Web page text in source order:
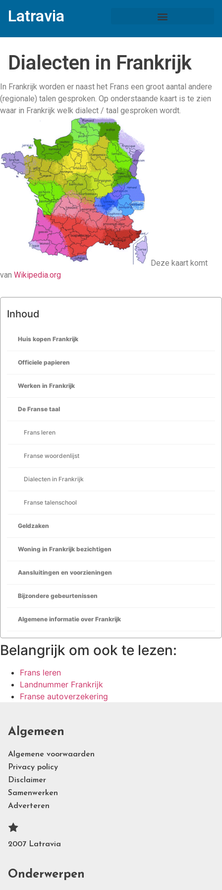
Latravia
Dialecten in Frankrijk
In Frankrijk worden er naast het Frans een groot aantal andere
(regionale) talen gesproken. Op onderstaande kaart is te zien
waar in Frankrijk welk dialect / taal gesproken wordt.
Deze kaart komt
van Wikipedia.org
Inhoud
Huis kopen Frankrijk
Officiele papieren
Werken in Frankrijk
De Franse taal
Frans leren
Franse woordenlijst
Dialecten in Frankrijk
Franse talenschool
Geldzaken
Woning in Frankrijk bezichtigen
Aansluitingen en voorzieningen
Bijzondere gebeurtenissen
Algemene informatie over Frankrijk
Belangrijk om ook te lezen:
Frans leren
Landnummer Frankrijk
Franse autoverzekering
Algemeen
Algemene voorwaarden
Privacy policy
Disclaimer
Samenwerken
Adverteren
2007 Latravia
Onderwerpen